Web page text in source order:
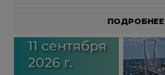
ПОДРОБНЕЕ